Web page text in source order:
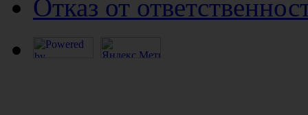
Отказ от